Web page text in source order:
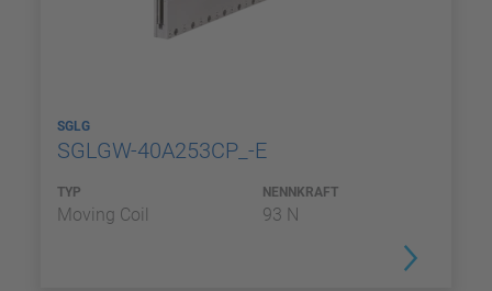
SGLG
SGLGW-40A253CP_-E
TYP
Moving Coil
NENNKRAFT
93 N